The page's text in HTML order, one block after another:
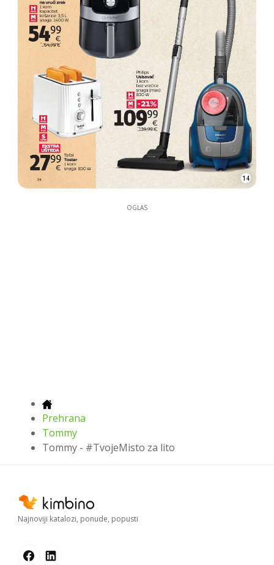
14
OGLAS
Prehrana
Tommy
Tommy - #TvojeMisto za lito
Najnoviji katalozi, ponude, popusti